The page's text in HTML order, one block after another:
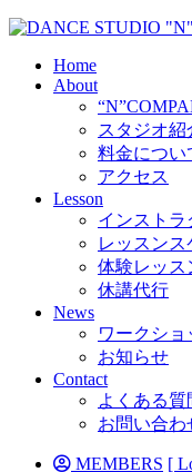
Home
About
スタジオ紹
料金につい
アクセス
Lesson
インストラ
レッスン
体験レッス
休講代行
News
ワークショ
お知らせ
Contact
よくある質
お問い合わ
MEMBERS [